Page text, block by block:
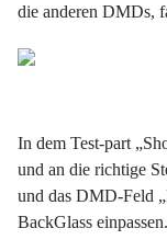
die anderen DMDs,
In dem Test-part
und an die richtige
und das DMD-Feld
BackGlass